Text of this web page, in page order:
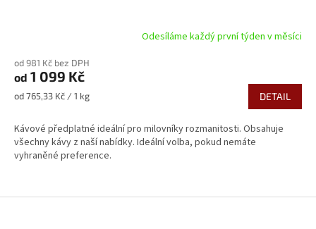
R
A
Odesíláme každý první týden v měsíci
od 981 Kč bez DPH
od 1 099 Kč
Měrná
od 765,33 Kč / 1 kg DETAIL
Kávové předplatné ideální pro milovníky rozmanitosti. Obsahuje
všechny kávy z naší nabídky. Ideální volba, pokud nemáte
vyhraněné preference.